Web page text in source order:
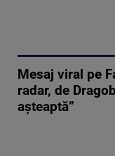
Mesaj viral pe
radar, de
așteaptă”